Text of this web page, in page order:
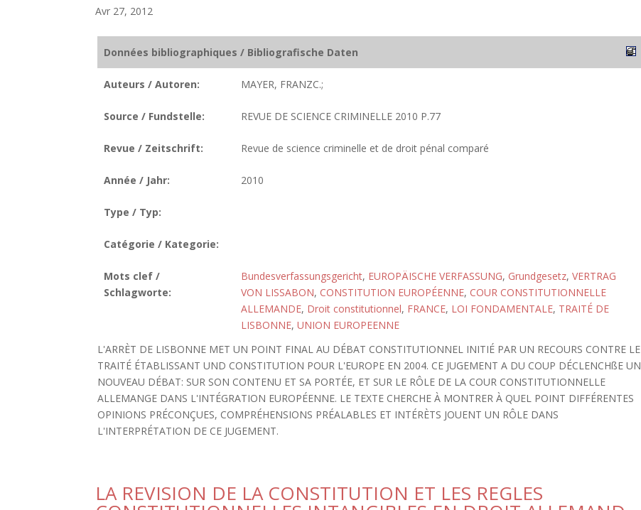
Avr 27, 2012
Données bibliographiques / Bibliografische Daten
Auteurs / Autoren: MAYER, FRANZC.;
Source / Fundstelle: REVUE DE SCIENCE CRIMINELLE 2010 P.77
Revue / Zeitschrift: Revue de science criminelle et de droit pénal comparé
Année / Jahr: 2010
Type / Typ:
Catégorie / Kategorie:
Mots clef /
Schlagworte:
Bundesverfassungsgericht, EUROPÄISCHE VERFASSUNG, Grundgesetz, VERTRAG
VON LISSABON, CONSTITUTION EUROPÉENNE, COUR CONSTITUTIONNELLE
ALLEMANDE, Droit constitutionnel, FRANCE, LOI FONDAMENTALE, TRAITÉ DE
LISBONNE, UNION EUROPEENNE
L'ARRÈT DE LISBONNE MET UN POINT FINAL AU DÉBAT CONSTITUTIONNEL INITIÉ PAR UN RECOURS CONTRE LE
TRAITÉ ÉTABLISSANT UND CONSTITUTION POUR L'EUROPE EN 2004. CE JUGEMENT A DU COUP DÉCLENCHßE UN
NOUVEAU DÉBAT: SUR SON CONTENU ET SA PORTÉE, ET SUR LE RÔLE DE LA COUR CONSTITUTIONNELLE
ALLEMANGE DANS L'INTÉGRATION EUROPÉENNE. LE TEXTE CHERCHE À MONTRER À QUEL POINT DIFFÉRENTES
OPINIONS PRÉCONÇUES, COMPRÉHENSIONS PRÉALABLES ET INTÉRÈTS JOUENT UN RÔLE DANS
L'INTERPRÉTATION DE CE JUGEMENT.
LA REVISION DE LA CONSTITUTION ET LES REGLES